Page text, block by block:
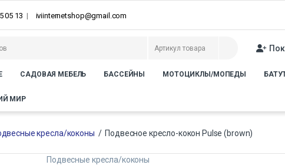
05 13 iviinternetshop@gmail.com
САДОВАЯ МЕБЕЛЬ БАССЕЙНЫ МОТОЦИКЛЫ/МОПЕДЫ
МИР
кресла/коконы / Подвесное кресло-кокон Pulse (brown)
Подвесные кресла/коконы